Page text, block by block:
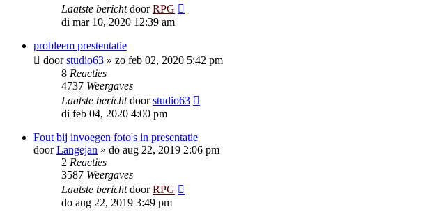
Laatste berichtdoorRPG
di mar 10, 2020 12:39 am
probleem prestentatie
doorstudio63 » zo feb 02, 2020 5:42 pm
8 Reacties
4737 Weergaves
Laatste berichtdoorstudio63
di feb 04, 2020 4:00 pm
Fout bij invoegen foto's in presentatie
doorLangejan » do aug 22, 2019 2:06 pm
2 Reacties
3587 Weergaves
Laatste berichtdoorRPG
do aug 22, 2019 3:49 pm